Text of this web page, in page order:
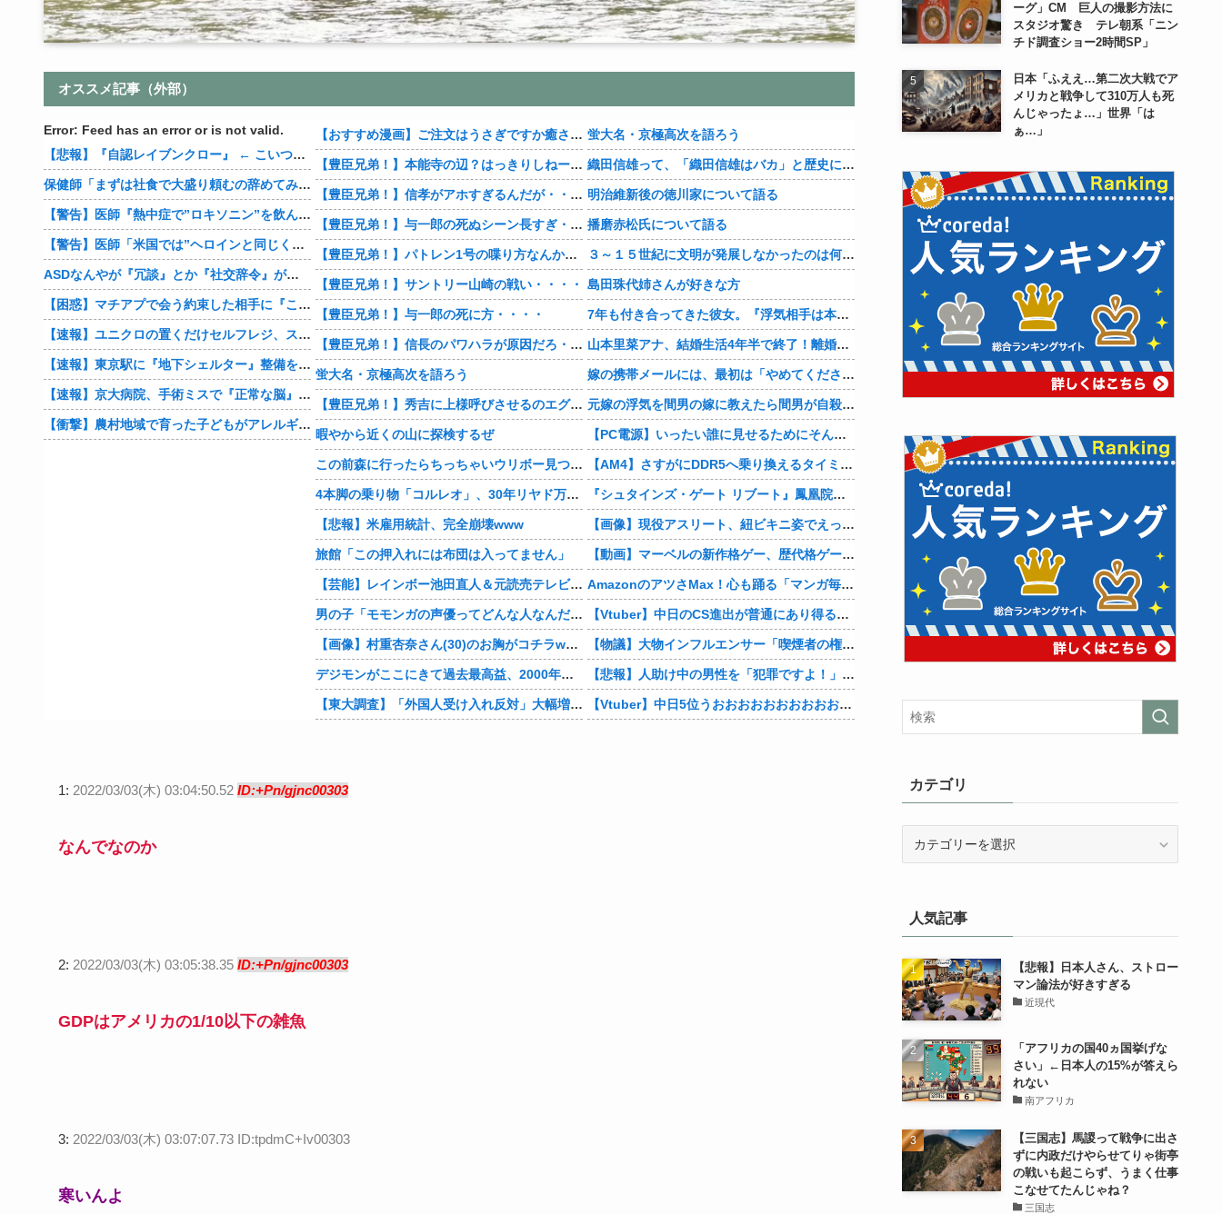
オススメ記事（外部）
Error: Feed has an error or is not valid.
【悲報】『自認レイブンクロー』 ← こいつらのタチ悪い率は異常
保健師「まずは社食で大盛り頼むの辞めてみます？」 ワイ「…食っちゃいけないものを売ってるのか？」
【警告】医師『熱中症で”ロキソニン”を飲んではいけない理由がこれ』
【警告】医師「米国では”ヘロインと同じくらいヤバい薬”が日本では平気で処方されてる」
ASDなんやが『冗談』とか『社交辞令』がマジでわからなくて怖い
【困惑】マチアプで会う約束した相手に『この返信』送ったらブロックされたんやが…
【速報】ユニクロの置くだけセルフレジ、スーパーにも導入へ
【速報】東京駅に『地下シェルター』整備を正式表明
【速報】京大病院、手術ミスで『正常な脳』を摘出 → 患者は自発呼吸不可能な植物状態に
【衝撃】農村地域で育った子どもがアレルギーやぜん息になりにくい『農場効果』を引き起こす細菌が判明
【おすすめ漫画】ご注文はうさぎですか癒される・・・・
【豊臣兄弟！】本能寺の辺？はっきりしねーなどこなんだよ・・・・
【豊臣兄弟！】信孝がアホすぎるんだが・・・・
【豊臣兄弟！】与一郎の死ぬシーン長すぎ・・・・
【豊臣兄弟！】パトレン1号の喋り方なんかクセになる・・・・
【豊臣兄弟！】サントリー山崎の戦い・・・・
【豊臣兄弟！】与一郎の死に方・・・・
【豊臣兄弟！】信長のパワハラが原因だろ・・・？
蛍大名・京極高次を語ろう
【豊臣兄弟！】秀吉に上様呼びさせるのエグいな・・・・
暇やから近くの山に探検するぜ
この前森に行ったらちっちゃいウリボー見つけた
4本脚の乗り物「コルレオ」、30年リヤド万博で披露へ 川崎重工が35年発売目指す
【悲報】米雇用統計、完全崩壊www
旅館「この押入れには布団は入ってません」
【芸能】レインボー池田直人＆元読売テレビ・佐藤佳奈アナが結婚
男の子「モモンガの声優ってどんな人なんだろ」→ググる
【画像】村重杏奈さん(30)のお胸がコチラwwwwwwwwwwww
デジモンがここにきて過去最高益、2000年のアニメ放送当時を上回る
【東大調査】「外国人受け入れ反対」大幅増 若い世代で多く
蛍大名・京極高次を語ろう
織田信雄って、「織田信雄はバカ」と歴史に書かれているが今まで家が残っているんでバカではないよな？
明治維新後の徳川家について語る
播磨赤松氏について語る
３～１５世紀に文明が発展しなかったのは何故か？
島田珠代姉さんが好きな方
7年も付き合ってきた彼女。『浮気相手は本気で好き、でも今の生活は壊したくない。あなたは家族で、浮気相手は恋人。それじゃ駄目なの？』人の心なんて持ってなかったｗ
山本里菜アナ、結婚生活4年半で終了！離婚コメントには疑問の声
嫁の携帯メールには、最初は「やめてください。警察に相談します」とかだったけど、最近は「昨日もすごかった。間君のが中でビクピｋ（ｒｙ」とｗ しかも羽目鳥も満載だった！
元嫁の浮気を間男の嫁に教えたら間男が自殺して、間男嫁から感謝されつつ元嫁に『いつ死ぬの？』と笑顔で言われた衝撃
【PC電源】いったい誰に見せるためにそんな所にLCD付けるのかな
【AM4】さすがにDDR5へ乗り換えるタイミング逃し感が半端ない
『シュタインズ・ゲート リブート』鳳凰院凶真が存在しないγ（ガンマ）世界線が追加される
【画像】現役アスリート、紐ビキニ姿でえっちな肉体ボロンwww
【動画】マーベルの新作格ゲー、歴代格ゲーのパロディが多すぎて話題にwwwwwww
AmazonのアツさMax！心も踊る「マンガ毎週末セール（50%還元）」2日目襲来！他
【Vtuber】中日のCS進出が普通にあり得るセリーグ他
【物議】大物インフルエンサー「喫煙者の権利がマジで侵害されてる。いくら税金払ってるんだ」他
【悲報】人助け中の男性を「犯罪ですよ！」と責めた女性、警察が来た瞬間逃げる他
【Vtuber】中日5位うおおおおおおおおおおおおおおおお他
1: 2022/03/03(木) 03:04:50.52 ID:+Pn/gjnc00303
なんでなのか
2: 2022/03/03(木) 03:05:38.35 ID:+Pn/gjnc00303
GDPはアメリカの1/10以下の雑魚
3: 2022/03/03(木) 03:07:07.73 ID:tpdmC+Iv00303
寒いんよ
ーグ」CM 巨人の撮影方法に
スタジオ驚き テレ朝系「ニン
チド調査ショー2時間SP」
日本「ふええ…第二次大戦でア
メリカと戦争して310万人も死
んじゃったょ…」世界「は
ぁ…」
カテゴリ
人気記事
【悲報】日本人さん、ストロー
マン論法が好きすぎる
近現代
「アフリカの国40ヵ国挙げな
さい」←日本人の15%が答えら
れない
南アフリカ
【三国志】馬謖って戦争に出さ
ずに内政だけやらせてりゃ街亭
の戦いも起こらず、うまく仕事
こなせてたんじゃね？
三国志